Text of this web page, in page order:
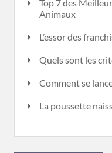
Top 7 des
Animaux
L’essor des
Quels sont les
Comment se
La poussette